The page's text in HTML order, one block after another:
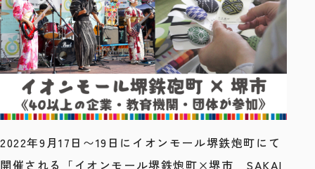
2022年9月17日〜19日にイオンモール堺鉄炮町にて
開催される「イオンモール堺鉄炮町×堺市 SAKAI